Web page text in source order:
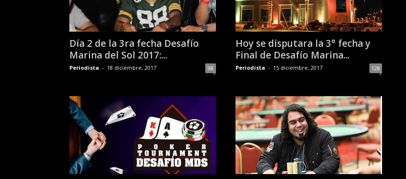
Día 2 de la 3ra fecha Desafío
Marina del Sol 2017:...
Periodista - 18 diciembre, 2017 98
Hoy se disputara la 3° fecha y
Final de Desafío Marina...
Periodista - 15 diciembre, 2017 128